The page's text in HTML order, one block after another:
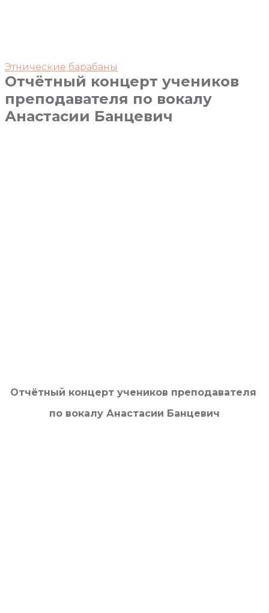
Этнические барабаны
Отчётный концерт учеников
преподавателя по вокалу
Анастасии Банцевич
Отчётный концерт учеников преподавателя
по вокалу Анастасии Банцевич